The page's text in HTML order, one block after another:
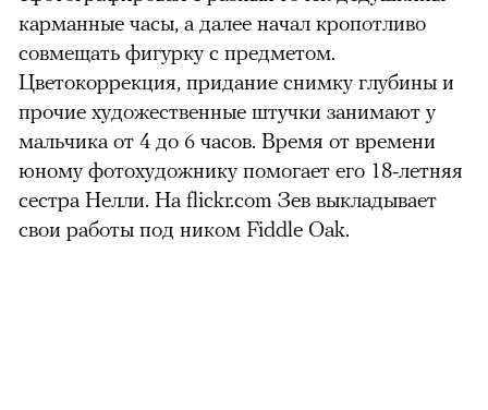
карманные часы, а далее начал кропотливо
совмещать фигурку с предметом.
Цветокоррекция, придание снимку глубины и
прочие художественные штучки занимают у
мальчика от 4 до 6 часов. Время от времени
юному фотохудожнику помогает его 18-летняя
сестра Нелли. На flickr.com Зев выкладывает
свои работы под ником Fiddle Oak.